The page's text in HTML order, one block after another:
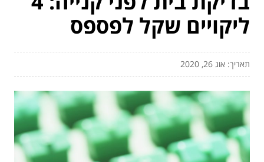
ליקויים שקל לפספס
תאריך: אוג 26, 2020